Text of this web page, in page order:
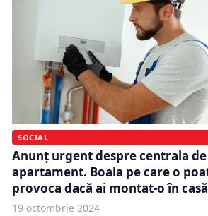
SOCIAL
Anunț urgent despre centrala de
apartament. Boala pe care o
provoca dacă ai montat-o în casă
19 octombrie 2024